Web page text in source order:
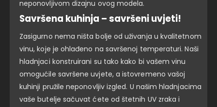
neponovljivom dizajnu ovog modela.
Savršena kuhinja – savršeni uvjeti!
Zasigurno nema ništa bolje od uživanja u kvalitetnom
vinu, koje je ohlađeno na savršenoj temperaturi. Naši
hladnjaci konstruirani su tako kako bi vašem vinu
omogućile savršene uvjete, a istovremeno vašoj
kuhinji pružile neponovljiv izgled. U našim hladnjacima
vaše butelje sačuvat ćete od štetnih UV zraka i